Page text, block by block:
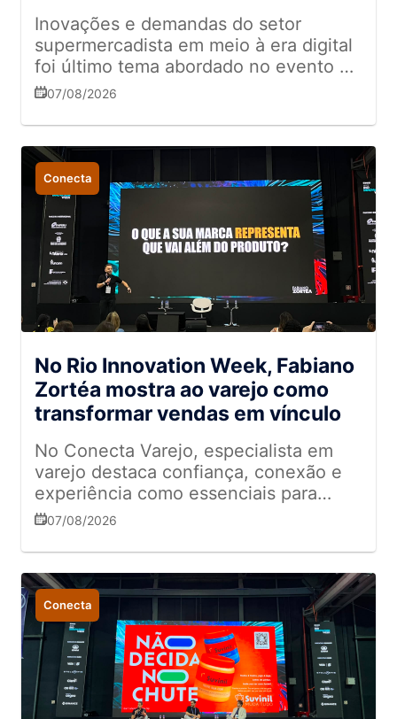
Inovações e demandas do setor
supermercadista em meio à era digital
foi último tema abordado no evento de
tecnologia
07/08/2026
Conecta
No Rio Innovation Week, Fabiano
Zortéa mostra ao varejo como
transformar vendas em vínculo
No Conecta Varejo, especialista em
varejo destaca confiança, conexão e
experiência como essenciais para
conquistar e fidelizar consumidores
07/08/2026
Conecta